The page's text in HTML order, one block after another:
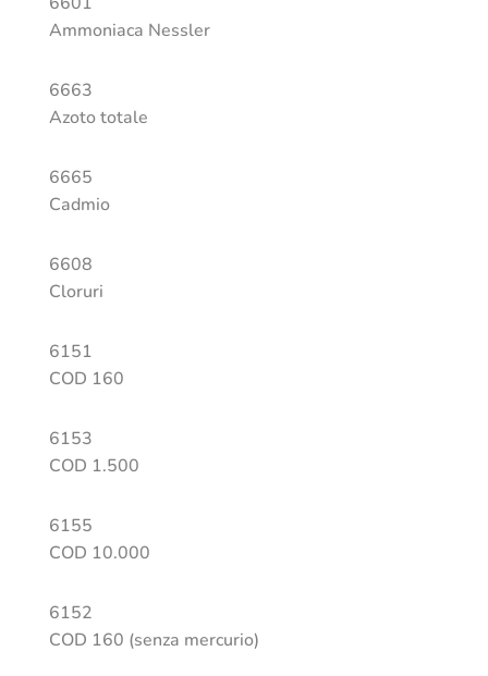
Ammoniaca Nessler
6663
Azoto totale
6665
Cadmio
6608
Cloruri
6151
COD 160
6153
COD 1.500
6155
COD 10.000
6152
COD 160 (senza mercurio)